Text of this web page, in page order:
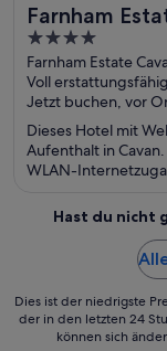
Toll für
Farnham
4
out
of
5
Farnham Estate
Voll erstattungsfähig
Jetzt buchen, vor
Dieses Hotel mit
Aufenthalt in
WLAN-
Bewertungen.
Cavan Golf Club
Hast du nicht
Dies ist der niedrigste
der in den letzten 24
können sich